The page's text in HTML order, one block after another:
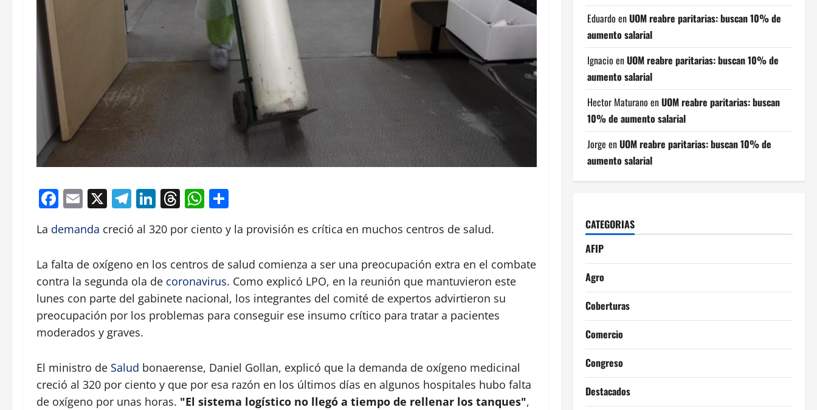
Facebook
Email
X Telegram
LinkedIn
Threads
WhatsApp
La demanda creció al 320 por ciento y la provisión es crítica en muchos centros de salud.
La falta de oxígeno en los centros de salud comienza a ser una preocupación extra en el combate
contra la segunda ola de coronavirus. Como explicó LPO, en la reunión que mantuvieron este
lunes con parte del gabinete nacional, los integrantes del comité de expertos advirtieron su
preocupación por los problemas para conseguir ese insumo crítico para tratar a pacientes
moderados y graves.
El ministro de Salud bonaerense, Daniel Gollan, explicó que la demanda de oxígeno medicinal
creció al 320 por ciento y que por esa razón en los últimos días en algunos hospitales hubo falta
de oxígeno por unas horas. "El sistema logístico no llegó a tiempo de rellenar los tanques",
Eduardo enUOM reabre paritarias: buscan 10% de
aumento salarial
Ignacio enUOM reabre paritarias: buscan 10% de
aumento salarial
Hector Maturano enUOM reabre paritarias: buscan
10% de aumento salarial
Jorge enUOM reabre paritarias: buscan 10% de
aumento salarial
CATEGORIAS
AFIP
Agro
Coberturas
Comercio
Congreso
Destacados